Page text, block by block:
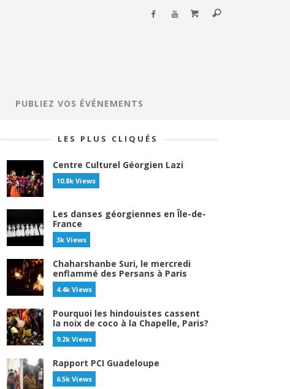
PUBLIEZ VOS ÉVÉNEMENTS
LES PLUS CLIQUÉS
Centre Culturel Géorgien Lazi
10.8k Views
Les danses géorgiennes en Île-de-
France
3k Views
Chaharshanbe Suri, le mercredi
enflammé des Persans à Paris
4.4k Views
Pourquoi les hindouistes cassent
la noix de coco à la Chapelle, Paris?
9.2k Views
Rapport PCI Guadeloupe
6.5k Views